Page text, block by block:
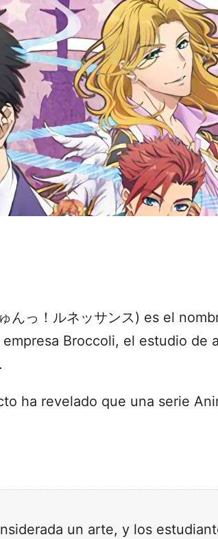
んっ！ルネッサンス) es el
Broccoli, el estudio de
ha revelado que una serie
un arte, y los